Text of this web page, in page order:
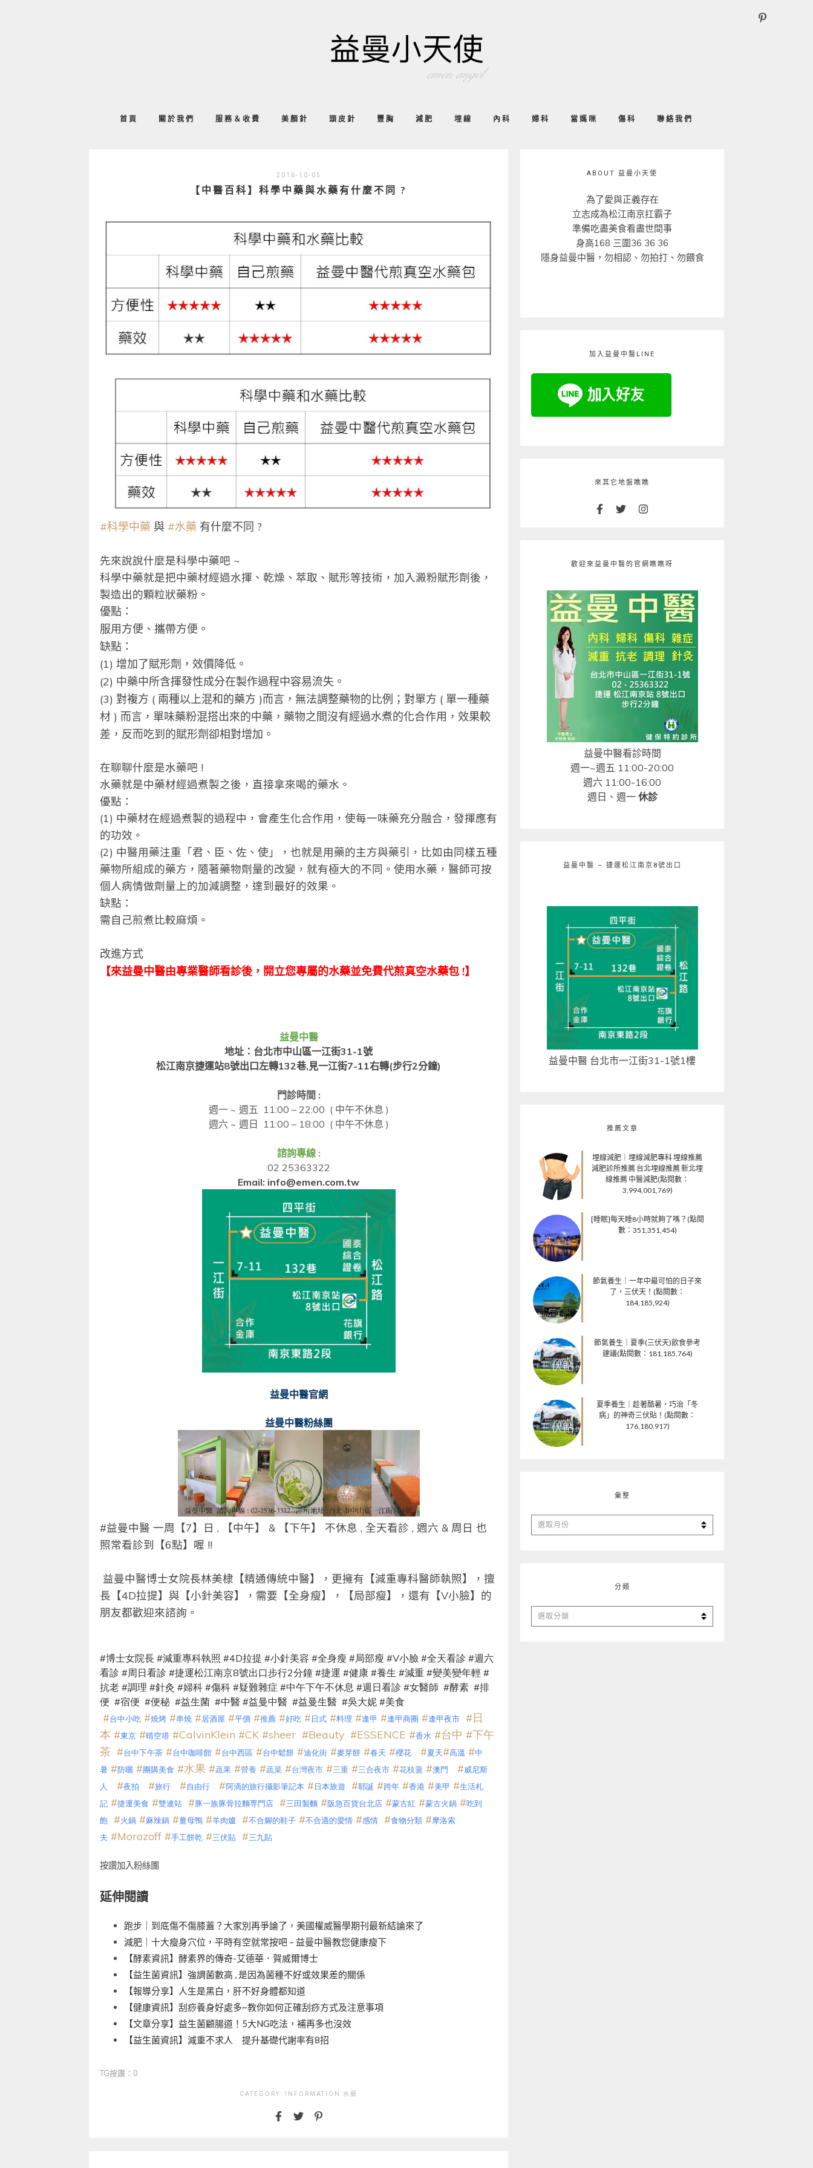
首頁 關於我們 服務＆收費 美顏針 頭皮針 豐胸 減肥 埋線 內科 婦科 當媽咪 傷科 聯絡我們
2016-10-05
【中醫百科】科學中藥與水藥有什麼不同 ?
#科學中藥 與 #水藥 有什麼不同 ?
先來說說什麼是科學中藥吧 ~
科學中藥就是把中藥材經過水揮、乾燥、萃取、賦形等技術，加入澱粉賦形劑後，
製造出的顆粒狀藥粉。
優點：
服用方便、攜帶方便。
缺點：
(1) 增加了賦形劑，效價降低。
(2) 中藥中所含揮發性成分在製作過程中容易流失。
(3) 對複方 ( 兩種以上混和的藥方 )而言，無法調整藥物的比例；對單方 ( 單一種藥
材 ) 而言，單味藥粉混搭出來的中藥，藥物之間沒有經過水煮的化合作用，效果較
差，反而吃到的賦形劑卻相對增加。
在聊聊什麼是水藥吧 !
水藥就是中藥材經過煮製之後，直接拿來喝的藥水。
優點：
(1) 中藥材在經過煮製的過程中，會產生化合作用，使每一味藥充分融合，發揮應有
的功效。
(2) 中醫用藥注重「君、臣、佐、使」，也就是用藥的主方與藥引，比如由同樣五種
藥物所組成的藥方，隨著藥物劑量的改變，就有極大的不同。使用水藥，醫師可按
個人病情做劑量上的加減調整，達到最好的效果。
缺點：
需自己煎煮比較麻煩。
改進方式
【來益曼中醫由專業醫師看診後，開立您專屬的水藥並免費代煎真空水藥包 !】
益曼中醫
地址：台北市中山區一江街31-1號
松江南京捷運站8號出口左轉132巷,見一江街7-11右轉(步行2分鐘)
門診時間 :
週一~ 週五 11:00 – 22:00 ( 中午不休息 )
週六 ~ 週日 11:00 – 18:00 ( 中午不休息 )
諮詢專線:
02 25363322
Email: info@emen.com.tw
益曼中醫官網
益曼中醫粉絲團
#益曼中醫 一周【7】日 , 【中午】 & 【下午】 不休息 , 全天看診 , 週六 & 周日 也
照常看診到【6點】喔 !!
益曼中醫博士女院長林美棣【精通傳統中醫】，更擁有【減重專科醫師執照】，擅
長【4D拉提】與【小針美容】，需要【全身瘦】，【局部瘦】，還有【V小臉】的
朋友都歡迎來諮詢。
#博士女院長 #減重專科執照 #4D拉提 #小針美容 #全身瘦 #局部瘦 #V小臉 #全天看診 #週六
看診 #周日看診 #捷運松江南京8號出口步行2分鐘 #捷運 #健康 #養生 #減重 #變美變年輕 #
抗老 #調理 #針灸 #婦科 #傷科 #疑難雜症 #中午下午不休息 #週日看診 #女醫師 #酵素 #排
便 #宿便 #便秘 #益生菌 #中醫 #益曼中醫 #益曼生醫 #吳大妮 #美食
#台中小吃 #燒烤 #串燒 #居酒屋 #平價 #推薦 #好吃 #日式 #料理 #逢甲 #逢甲商圈 #逢甲夜市 #日
本 #東京 #晴空塔 #CalvinKlein #CK #sheer #Beauty #ESSENCE #香水 #台中 #下午
茶 #台中下午茶 #台中咖啡館 #台中西區 #台中鬆餅 #迪化街 #麥芽餅 #春天 #櫻花 #夏天#高溫 #中
暑 #防曬 #團購美食 #水果 #蔬果 #營養 #蔬菜 #台灣夜市 #三重 #三合夜市 #花枝羹 #澳門 #威尼斯
人
#夜拍 #旅行 #自由行 #阿滴的旅行攝影筆記本 #日本旅遊 #耶誕 #跨年 #香港 #美甲 #生活札
記 #捷運美食 #雙連站 #豚一族豚骨拉麵専門店 #三田製麵 #阪急百貨台北店 #蒙古紅 #蒙古火鍋 #吃到
飽
#火鍋 #麻辣鍋 #薑母鴨 #羊肉爐 #不合腳的鞋子 #不合適的愛情 #感情 #食物分類 #摩洛索
夫 #Morozoff #手工餅乾 #三伏貼 #三九貼
按讚加入粉絲團
延伸閱讀
跑步｜到底傷不傷膝蓋？大家別再爭論了，美國權威醫學期刊最新結論來了
減肥｜十大瘦身穴位，平時有空就常按吧 – 益曼中醫教您健康瘦下
【酵素資訊】酵素界的傳奇-艾德華．賀威爾博士
【益生菌資訊】強調菌數高 , 是因為菌種不好或效果差的關係
【報導分享】人生是黑白，肝不好身體都知道
【健康資訊】刮痧養身好處多~教你如何正確刮痧方式及注意事項
【文章分享】益生菌顧腸道！5大NG吃法，補再多也沒效
【益生菌資訊】減重不求人 提升基礎代謝率有8招
TG按讚：0
CATEGORY: INFORMATION 水藥
ABOUT 益曼小天使
為了愛與正義存在
立志成為松江南京扛霸子
準備吃盡美食看盡世間事
身高168 三圍36 36 36
隱身益曼中醫，勿相認、勿拍打、勿餵食
加入益曼中醫LINE
來其它地盤瞧瞧
歡迎來益曼中醫的官網瞧瞧呀
益曼中醫看診時間
週一~週五 11:00-20:00
週六 11:00-16:00
週日、週一 休診
益曼中醫 – 捷運松江南京8號出口
益曼中醫 台北市一江街31-1號1樓
推薦文章
埋線減肥｜埋線減肥專科 埋線推薦
減肥診所推薦 台北埋線推薦 新北埋
線推薦 中醫減肥(點閱數：
3,994,001,769)
[睡眠]每天睡8小時就夠了嗎？(點閱
數：351,351,454)
節氣養生｜一年中最可怕的日子來
了，三伏天！(點閱數：
184,185,924)
節氣養生｜夏季(三伏天)飲食參考
建議(點閱數：181,185,764)
夏季養生｜趁著酷暑，巧治「冬
病」的神奇三伏貼！(點閱數：
176,180,917)
彙整
彙
整
分類
分
類